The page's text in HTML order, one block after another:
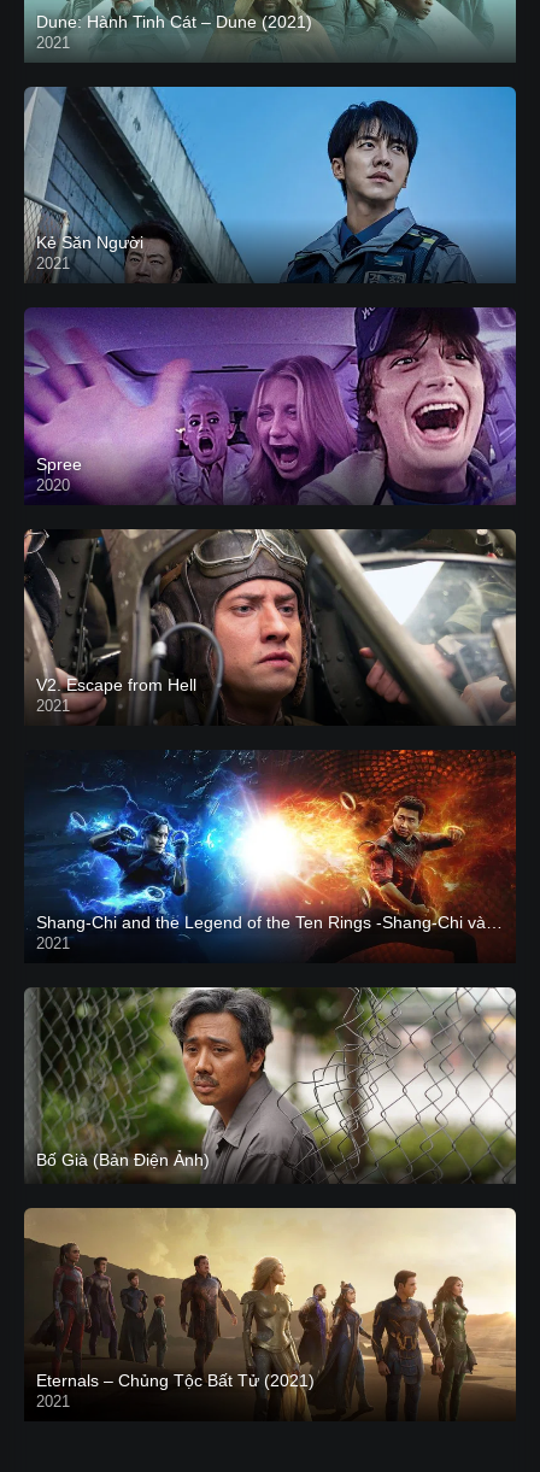
Dune: Hành Tinh Cát – Dune (2021)
2021
HD VIETSUB
Kẻ Săn Người
2021
Spree
2020
V2. Escape from Hell
2021
2021
CAM
Bố Già (Bản Điện Ảnh)
Eternals – Chủng Tộc Bất Tử (2021)
2021
Trailer